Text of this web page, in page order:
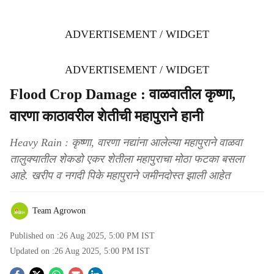
ADVERTISEMENT / WIDGET
ADVERTISEMENT / WIDGET
Flood Crop Damage : वाळवातील कृष्णा,
वारणा काठावरील शेतीची महापुराने हानी
Heavy Rain : कृष्णा, वारणा नद्यांना आलेल्या महापुराने वाळवा
तालुक्यातील शेकडो एकर शेतीला महापुराचा मोठा फटका बसला
आहे. खरीप व नगदी पिके महापुराने जमीनदोस्त झाली आहेत
Team Agrowon
Published on :26 Aug 2025, 5:00 PM IST
Updated on :26 Aug 2025, 5:00 PM IST